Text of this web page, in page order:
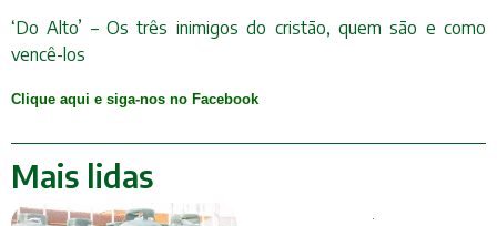
‘Do Alto’ – Os três inimigos do cristão, quem são e como
vencê-los
Clique aqui e siga-nos no Facebook
Mais lidas